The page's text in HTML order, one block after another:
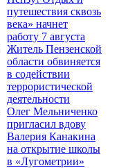
путешествия сквозь
века» начнет
работу 7 августа
Житель Пензенской
области обвиняется
в содействии
террористической
деятельности
Олег Мельниченко
пригласил вдову
Валерия Канакина
на открытие школы
в «Лугометрии»